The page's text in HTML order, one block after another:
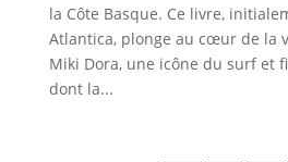
la Côte Basque. Ce livre,
Atlantica, plonge au cœur de la
Miki Dora, une icône du surf et
dont la...